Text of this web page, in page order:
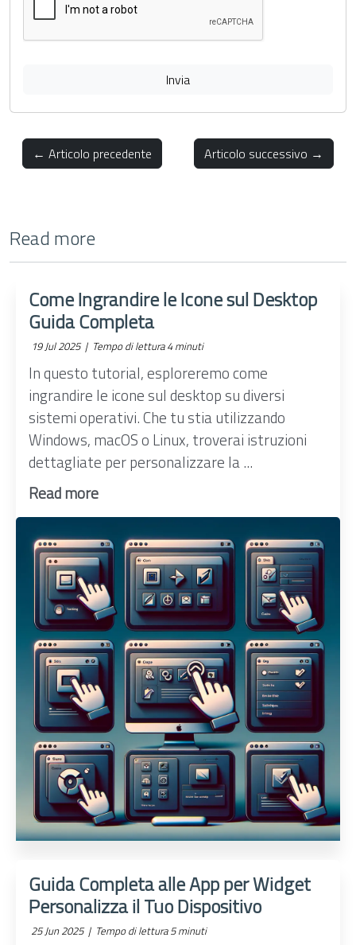
Invia
← Articolo precedente Articolo successivo →
Read more
Come Ingrandire le Icone sul Desktop
Guida Completa
19 Jul 2025 | Tempo di lettura 4 minuti
In questo tutorial, esploreremo come
ingrandire le icone sul desktop su diversi
sistemi operativi. Che tu stia utilizzando
Windows, macOS o Linux, troverai istruzioni
dettagliate per personalizzare la ...
Read more
Guida Completa alle App per Widget
Personalizza il Tuo Dispositivo
25 Jun 2025 | Tempo di lettura 5 minuti